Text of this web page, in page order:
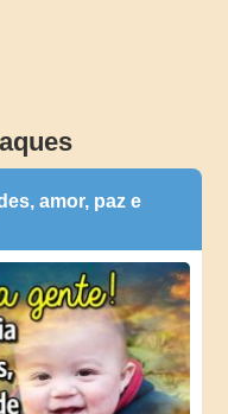
amor, paz e